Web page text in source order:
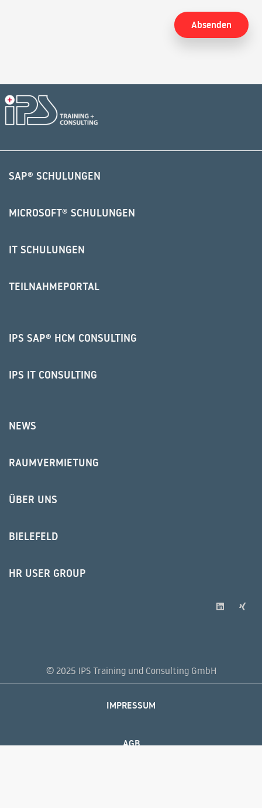
SAP® SCHULUNGEN
MICROSOFT® SCHULUNGEN
IT SCHULUNGEN
TEILNAHMEPORTAL
IPS SAP® HCM CONSULTING
IPS IT CONSULTING
NEWS
RAUMVERMIETUNG
ÜBER UNS
BIELEFELD
HR USER GROUP
© 2025 IPS Training und Consulting GmbH
IMPRESSUM
AGB